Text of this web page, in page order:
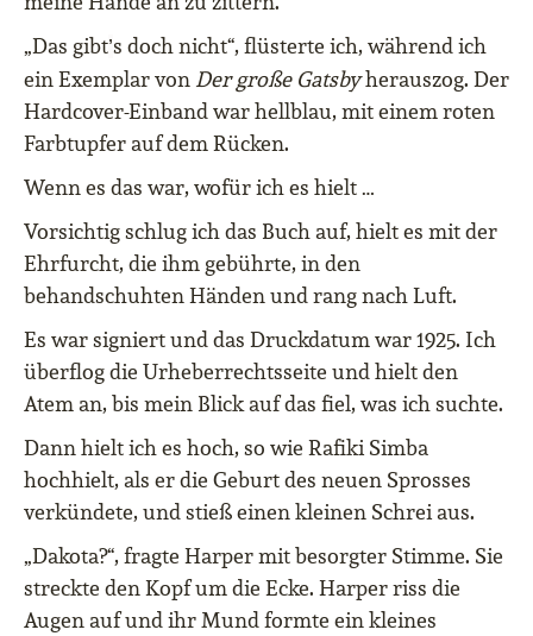
„Das gibt’s doch nicht“, flüsterte ich, während ich
ein Exemplar von Der große Gatsbyherauszog. Der
Hardcover-Einband war hellblau, mit einem roten
Farbtupfer auf dem Rücken.
Wenn es das war, wofür ich es hielt …
Vorsichtig schlug ich das Buch auf, hielt es mit der
Ehrfurcht, die ihm gebührte, in den
behandschuhten Händen und rang nach Luft.
Es war signiert und das Druckdatum war 1925. Ich
überflog die Urheberrechtsseite und hielt den
Atem an, bis mein Blick auf das fiel, was ich suchte.
Dann hielt ich es hoch, so wie Rafiki Simba
hochhielt, als er die Geburt des neuen Sprosses
verkündete, und stieß einen kleinen Schrei aus.
„Dakota?“, fragte Harper mit besorgter Stimme. Sie
streckte den Kopf um die Ecke. Harper riss die
Augen auf und ihr Mund formte ein kleines